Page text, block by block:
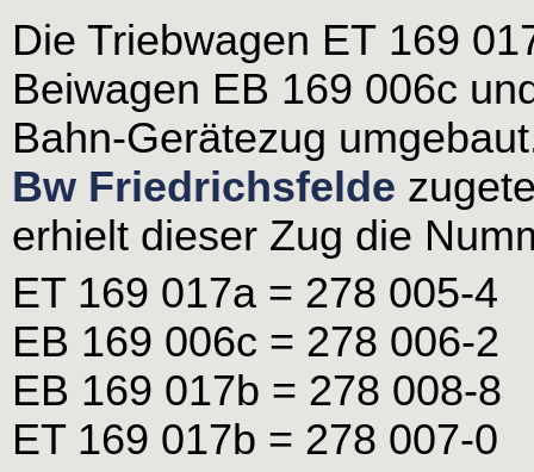
Die Triebwagen ET 169
Beiwagen EB 169 006c
Bahn-Gerätezug
Bw Friedrichsfelde
erhielt dieser Zug die
ET 169 017a = 278 005-4
EB 169 006c = 278 006-2
EB 169 017b = 278 008-8
ET 169 017b = 278 007-0